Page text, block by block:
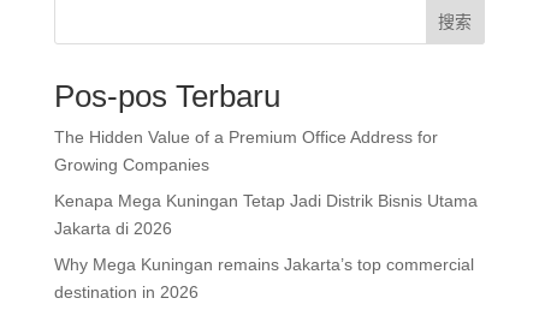
搜索
Pos-pos Terbaru
The Hidden Value of a Premium Office Address for
Growing Companies
Kenapa Mega Kuningan Tetap Jadi Distrik Bisnis Utama
Jakarta di 2026
Why Mega Kuningan remains Jakarta’s top commercial
destination in 2026